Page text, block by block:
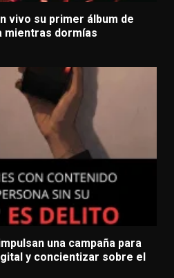
vivo su primer álbum de
mientras dormías
una campaña para
y concientizar sobre el